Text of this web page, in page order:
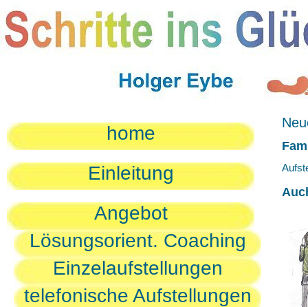
home
Einleitung
Angebot
Lösungsorient. Coaching
Einzelaufstellungen
telefonische Aufstellungen